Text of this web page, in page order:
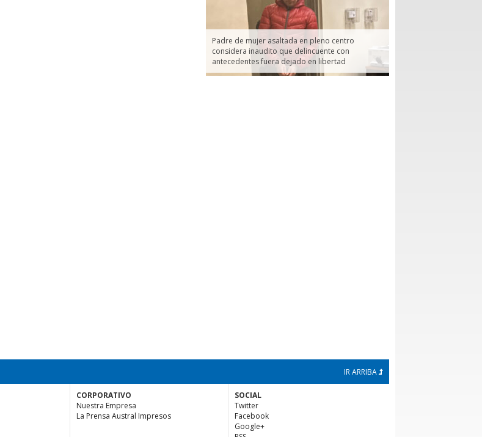
Padre de mujer asaltada en pleno centro
considera inaudito que delincuente con
antecedentes fuera dejado en libertad
IR ARRIBA
CORPORATIVO
Nuestra Empresa
La Prensa Austral Impresos
SOCIAL
Twitter
Facebook
Google+